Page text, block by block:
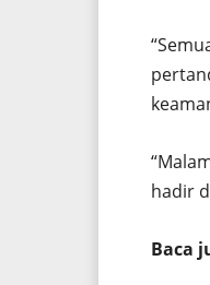
hadir
Baca